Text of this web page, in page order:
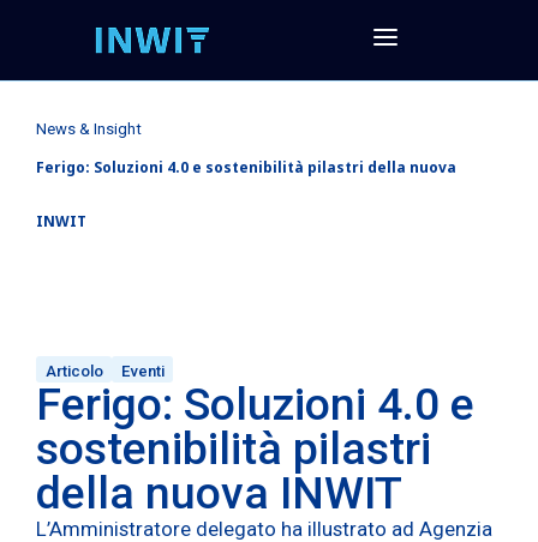
News & Insight
Ferigo: Soluzioni 4.0 e sostenibilità pilastri della nuova
INWIT
Articolo Eventi
Ferigo: Soluzioni 4.0 e
sostenibilità pilastri
della nuova INWIT
L’Amministratore delegato ha illustrato ad Agenzia